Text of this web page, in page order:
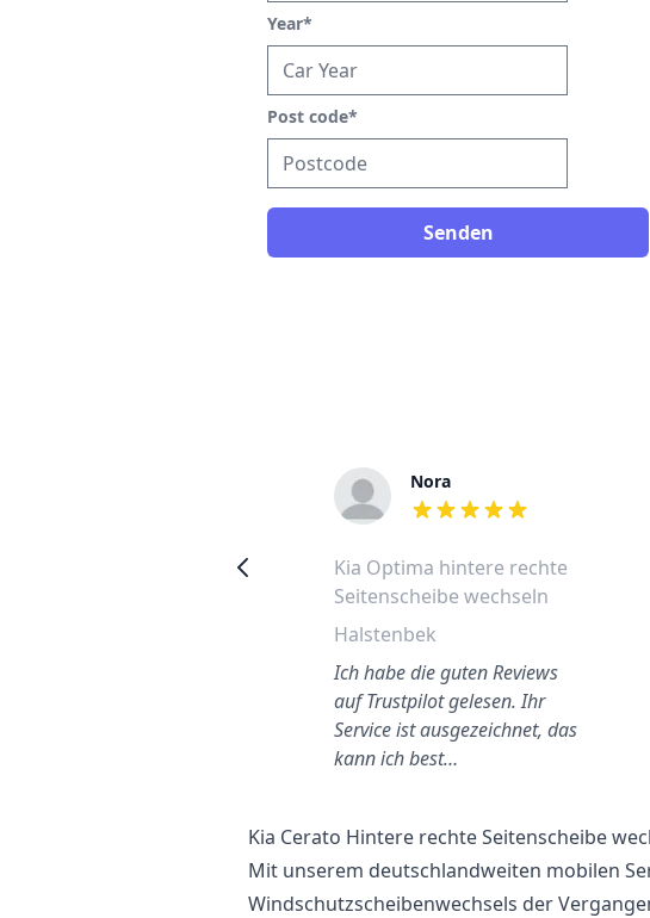
Year*
Post code*
Senden
Nora
out of 5 stars
Kia Optima hintere rechte
Seitenscheibe wechseln
Halstenbek
Ich habe die guten Reviews
auf Trustpilot gelesen. Ihr
Service ist ausgezeichnet, das
kann ich best…
Kia Cerato Hintere rechte Seitenscheibe
Mit unserem deutschlandweiten mobilen
Windschutzscheibenwechsels der